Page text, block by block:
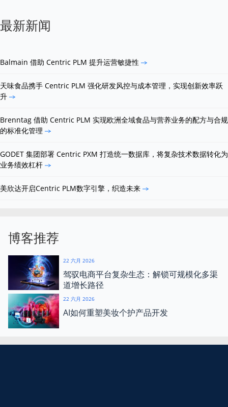
最新新闻
Balmain 借助 Centric PLM 提升运营敏捷性
天味食品携手 Centric PLM 强化研发风控与成本管理，实现创新效率跃
升
Brenntag 借助 Centric PLM 实现欧洲全域食品与营养业务的配方与合规
的标准化管理
GODET 集团部署 Centric PXM 打造统一数据库，将复杂技术数据转化为
业务绩效杠杆
美欣达开启Centric PLM数字引擎，织造未来
博客推荐
22 六月 2026
驾驭电商平台复杂生态：解锁可规模化多渠
道增长路径
22 六月 2026
AI如何重塑美妆个护产品开发